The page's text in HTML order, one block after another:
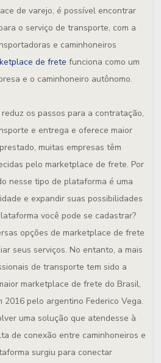
de varejo, é possível encontrar
o serviço de transporte, com a
e caminhoneiros
de frete funciona como um
e o caminhoneiro autônomo.
os passos para a contratação,
e entrega e oferece maior
muitas empresas têm
pelo marketplace de frete. Por
nesse tipo de plataforma é uma
e expandir suas possibilidades
você pode se cadastrar?
opções de marketplace de frete
seus serviços. No entanto, a mais
de transporte tem sido a
marketplace de frete do Brasil,
2016 pelo argentino Federico Vega.
uma solução que atendesse à
de conexão entre caminhoneiros e
surgiu para conectar